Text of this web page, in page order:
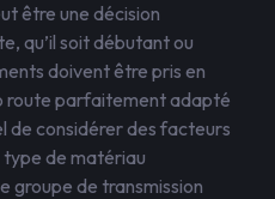
être une décision
qu’il soit débutant ou
doivent être pris en
route parfaitement adapté
de considérer des facteurs
type de matériau
groupe de transmission